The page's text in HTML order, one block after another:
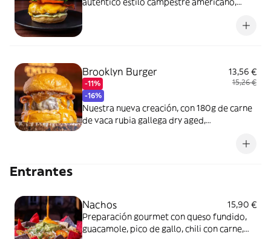
casera Secret Dijonaise, jugosa pechuga de
Brooklyn Burger
-11%
-16%
13,56 €
15,26 €
Nuestra nueva creación, con 180g de carne
de vaca rubia gallega dry aged,
Entrantes
Nachos
15,90 €
Preparación gourmet con queso fundido,
guacamole, pico de gallo, chili con carne,